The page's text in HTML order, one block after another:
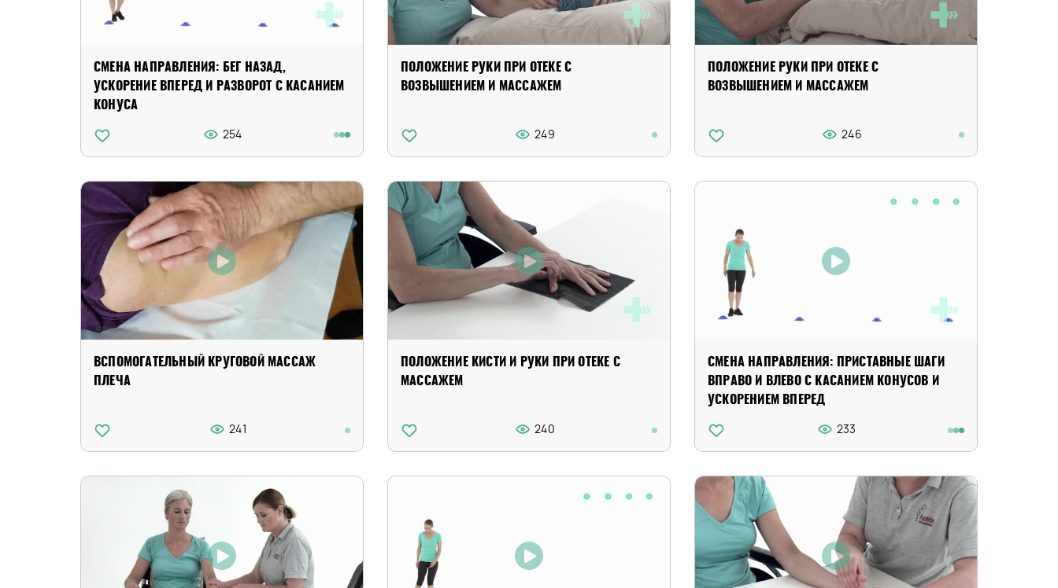
СМЕНА НАПРАВЛЕНИЯ: БЕГ НАЗАД,
УСКОРЕНИЕ ВПЕРЕД И РАЗВОРОТ С КАСАНИЕМ
КОНУСА
254
ПОЛОЖЕНИЕ РУКИ ПРИ ОТЕКЕ С
ВОЗВЫШЕНИЕМ И МАССАЖЕМ
249
ПОЛОЖЕНИЕ РУКИ ПРИ ОТЕКЕ С
ВОЗВЫШЕНИЕМ И МАССАЖЕМ
246
ВСПОМОГАТЕЛЬНЫЙ КРУГОВОЙ МАССАЖ
ПЛЕЧА
241
ПОЛОЖЕНИЕ КИСТИ И РУКИ ПРИ ОТЕКЕ С
МАССАЖЕМ
240
СМЕНА НАПРАВЛЕНИЯ: ПРИСТАВНЫЕ ШАГИ
ВПРАВО И ВЛЕВО С КАСАНИЕМ КОНУСОВ И
УСКОРЕНИЕМ ВПЕРЕД
233